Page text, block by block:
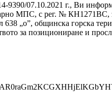
9390/07.10.2021 г., Ви
МПС, с рег. № КН1271ВС,
„о”, общинска горска
за позициониране и